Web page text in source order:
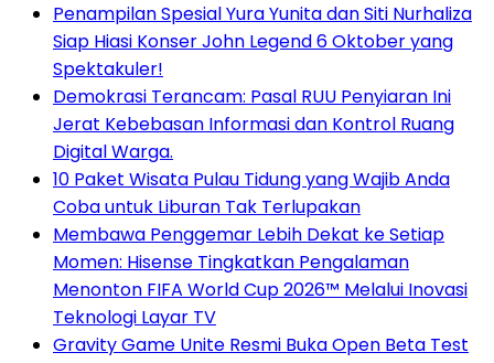
Penampilan Spesial Yura Yunita dan Siti Nurhaliza
Siap Hiasi Konser John Legend 6 Oktober yang
Spektakuler!
Demokrasi Terancam: Pasal RUU Penyiaran Ini
Jerat Kebebasan Informasi dan Kontrol Ruang
Digital Warga.
10 Paket Wisata Pulau Tidung yang Wajib Anda
Coba untuk Liburan Tak Terlupakan
Membawa Penggemar Lebih Dekat ke Setiap
Momen: Hisense Tingkatkan Pengalaman
Menonton FIFA World Cup 2026™ Melalui Inovasi
Teknologi Layar TV
Gravity Game Unite Resmi Buka Open Beta Test